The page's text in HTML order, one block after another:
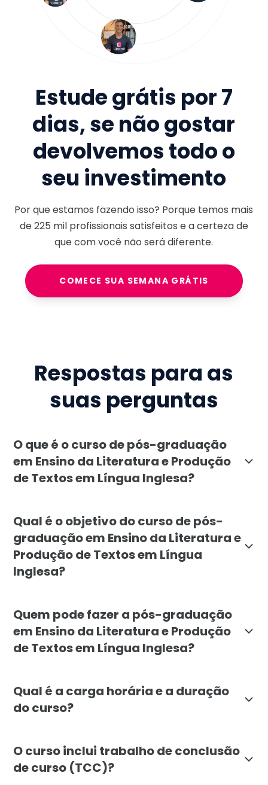
Estude grátis por 7
dias, se não gostar
devolvemos todo o
seu investimento
Por que estamos fazendo isso? Porque temos mais
de225 milprofissionais satisfeitos e a certeza de
que com você não será diferente.
COMECE SUA SEMANA GRÁTIS
Respostas para as
suas perguntas
O que é o curso de pós-graduação
em Ensino da Literatura e Produção
de Textos em Língua Inglesa?
Qual é o objetivo do curso de pós-
graduação em Ensino da Literatura e
Produção de Textos em Língua
Inglesa?
Quem pode fazer a pós-graduação
em Ensino da Literatura e Produção
de Textos em Língua Inglesa?
Qual é a carga horária e a duração
do curso?
O curso inclui trabalho de conclusão
de curso (TCC)?